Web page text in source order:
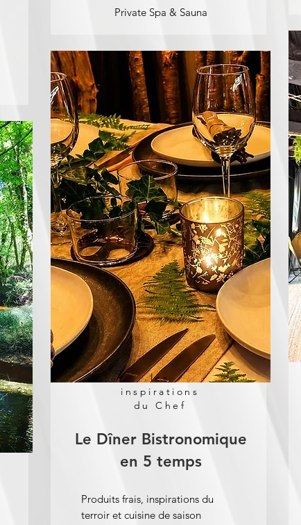
Private Spa & Sauna
les
inspirations
du Chef
Le Dîner Bistronomique
en 5 temps
Produits frais, inspirations du
terroir et cuisine de saison